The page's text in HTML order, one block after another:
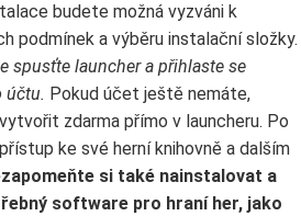
budete možná vyzváni k
podmínek a výběru instalační složky.
spusťte launcher a přihlaste se
účtu. Pokud účet ještě nemáte,
zdarma přímo v launcheru. Po
ke své herní knihovně a dalším
si také nainstalovat a
software pro hraní her, jako